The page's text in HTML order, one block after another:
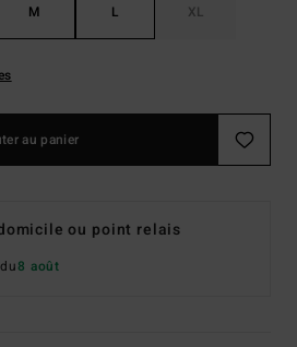
M L XL
au panier
ou point relais
8 août